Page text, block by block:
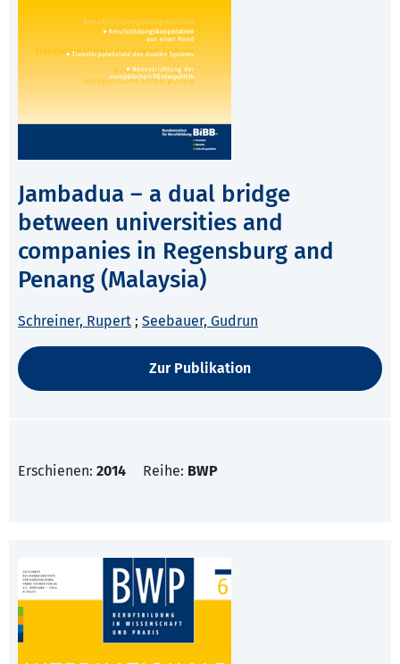
Jambadua – a dual bridge
between universities and
companies in Regensburg and
Penang (Malaysia)
Schreiner, Rupert ; Seebauer, Gudrun
Zur Publikation
Erschienen: 2014 Reihe: BWP